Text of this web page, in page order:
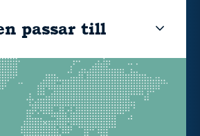
passar till